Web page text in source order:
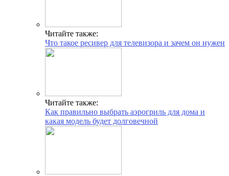
Читайте также:
Что такое ресивер для телевизора и зачем он нужен
Читайте также:
Как правильно выбрать аэрогриль для дома и
какая модель будет долговечной